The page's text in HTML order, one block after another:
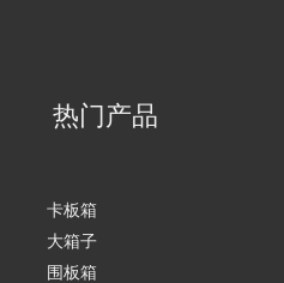
热门产品
卡板箱
大箱子
围板箱